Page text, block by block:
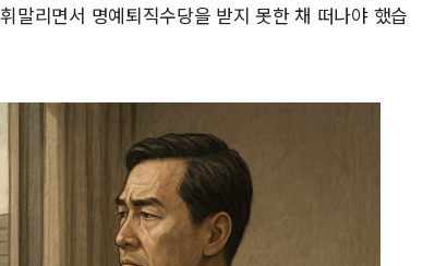
말리면서 명예퇴직수당을 받지 못한 채 떠나야 했습